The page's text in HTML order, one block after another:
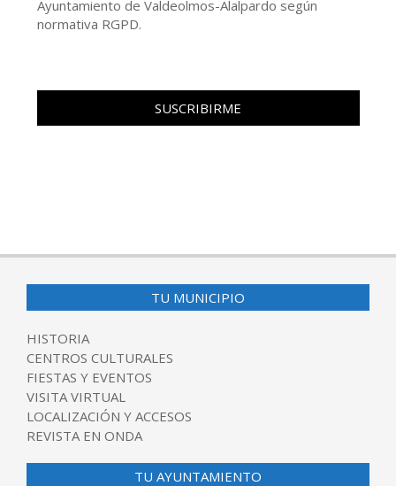
Ayuntamiento de Valdeolmos-Alalpardo según
normativa RGPD.
TU MUNICIPIO
HISTORIA
CENTROS CULTURALES
FIESTAS Y EVENTOS
VISITA VIRTUAL
LOCALIZACIÓN Y ACCESOS
REVISTA EN ONDA
TU AYUNTAMIENTO